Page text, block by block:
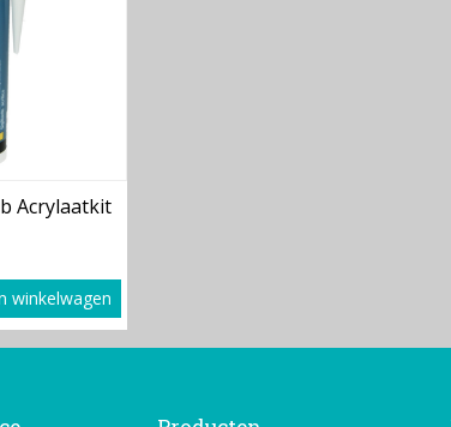
Acrylaatkit
winkelwagen